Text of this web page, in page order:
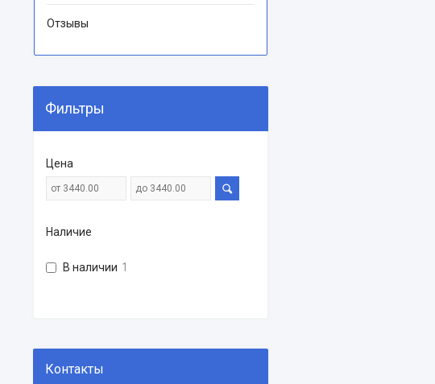
Отзывы
Фильтры
Цена
Наличие
В наличии 1